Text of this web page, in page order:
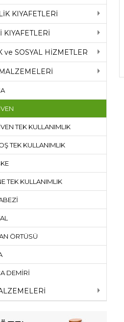
KIYAFETLERİ
KIYAFETLERİ
ve SOSYAL HİZMETLER
TEK KULLANIMLIK
TEK KULLANIMLIK
TEK KULLANIMLIK
ÖRTÜSÜ
DEMİRİ